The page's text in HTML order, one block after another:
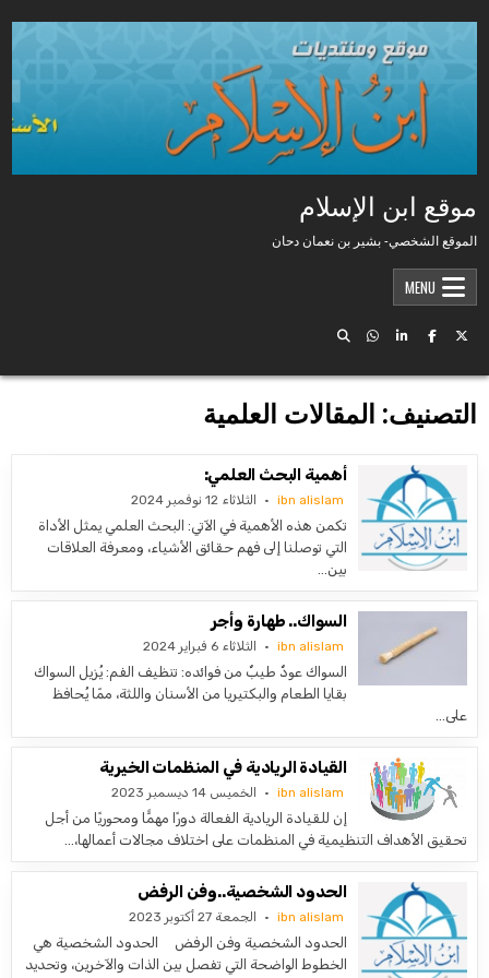
موقع ابن الإسلام
الموقع الشخصي- بشير بن نعمان دحان
MENU
التصنيف: المقالات العلمية
أهمية البحث العلمي:
ibn alislam الثلاثاء 12 نوفمبر 2024
تكمن هذه الأهمية في الآتي: البحث العلمي يمثل الأداة
التي توصلنا إلى فهم حقائق الأشياء، ومعرفة العلاقات
بين…
السواك.. طهارة وأجر
ibn alislam الثلاثاء 6 فبراير 2024
السواك عودٌ طيبٌ من فوائده: تنظيف الفم: يُزيل السواك
بقايا الطعام والبكتيريا من الأسنان واللثة، ممّا يُحافظ
على…
القيادة الريادية في المنظمات الخيرية
ibn alislam الخميس 14 ديسمبر 2023
إن للقيادة الريادية الفعالة دورًا مهمًّا ومحوريًا من أجل
تحقيق الأهداف التنظيمية في المنظمات على اختلاف مجالات أعمالها،…
الحدود الشخصية..وفن الرفض
ibn alislam الجمعة 27 أكتوبر 2023
الحدود الشخصية وفن الرفض الحدود الشخصية هي
الخطوط الواضحة التي تفصل بين الذات والآخرين، وتحديد